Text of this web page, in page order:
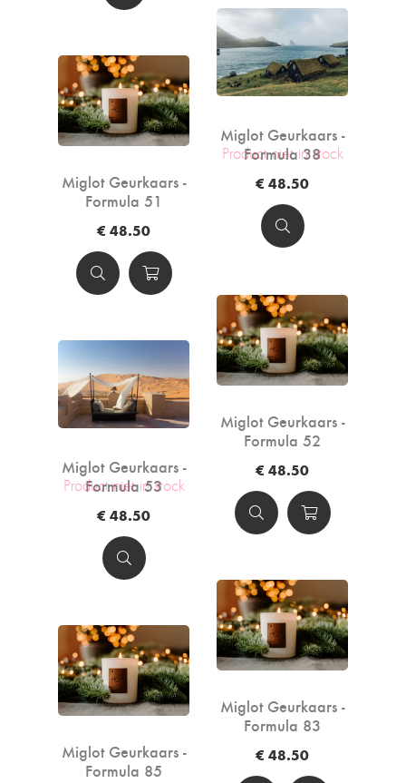
Miglot Geurkaars -
Formula 38
€ 48.50
Product niet in stock
Miglot Geurkaars -
Formula 51
€ 48.50
Miglot Geurkaars -
Formula 52
€ 48.50
Miglot Geurkaars -
Formula 53
€ 48.50
Product niet in stock
Miglot Geurkaars -
Formula 83
€ 48.50
Miglot Geurkaars -
Formula 85